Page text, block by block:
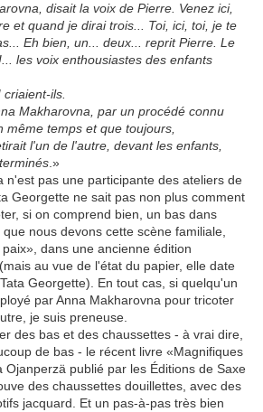
disait la voix de Pierre. Venez ici,
et quand je dirai trois... Toi, ici, toi, je te
Eh bien, un... deux... reprit Pierre. Le
les voix enthousiastes des enfants
ils.
Makharovna, par un procédé connu
même temps et que toujours,
l'un de l'autre, devant les enfants,
.»
n'est pas une participante des ateliers de
Georgette ne sait pas non plus comment
si on comprend bien, un bas dans
nous devons cette scène familiale,
dans une ancienne édition
au vue de l'état du papier, elle date
Georgette). En tout cas, si quelqu'un
par Anna Makharovna pour tricoter
je suis preneuse.
des bas et des chaussettes - à vrai dire,
de bas - le récent livre «Magnifiques
Ojanperzä publié par les Éditions de Saxe
des chaussettes douillettes, avec des
jacquard. Et un pas-à-pas très bien